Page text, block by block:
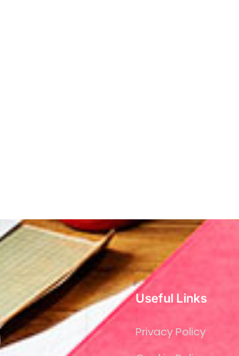
Useful Links
Privacy Policy